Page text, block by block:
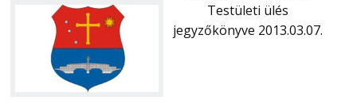
Testületi ülés
jegyzőkönyve 2013.03.07.